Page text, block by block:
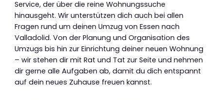
Service, der über die reine Wohnungssuche
hinausgeht. Wir unterstützen dich auch bei allen
Fragen rund um deinen Umzug von Essen nach
Valladolid. Von der Planung und Organisation des
Umzugs bis hin zur Einrichtung deiner neuen Wohnung
– wir stehen dir mit Rat und Tat zur Seite und nehmen
dir gerne alle Aufgaben ab, damit du dich entspannt
auf dein neues Zuhause freuen kannst.